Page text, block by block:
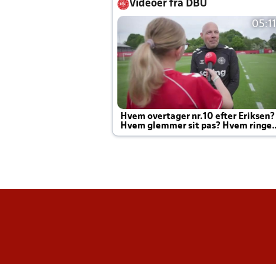
Videoer fra DBU
05:11
Hvem overtager nr.10 efter Eriksen?
Hvem glemmer sit pas? Hvem ringer
Joachim altid til efter kampe?